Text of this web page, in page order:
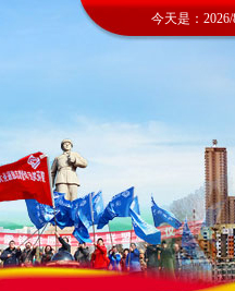
今天是：